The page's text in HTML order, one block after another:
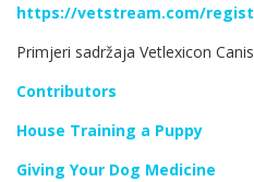
https://vetstream.com/
Primjeri sadržaja Vetlexicon
Contributors
House Training a Puppy
Giving Your Dog Medicine